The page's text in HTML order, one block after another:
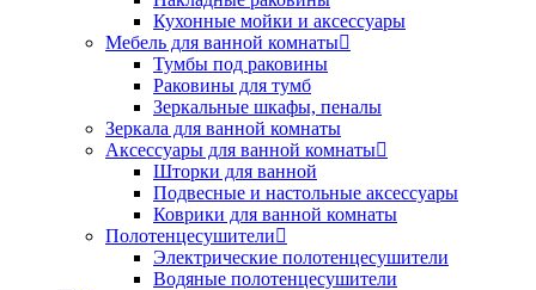
Кухонные мойки и аксессуары
Мебель для ванной комнаты
Тумбы под раковины
Раковины для тумб
Зеркальные шкафы, пеналы
Зеркала для ванной комнаты
Аксессуары для ванной комнаты
Шторки для ванной
Подвесные и настольные аксессуары
Коврики для ванной комнаты
Полотенцесушители
Электрические полотенцесушители
Водяные полотенцесушители